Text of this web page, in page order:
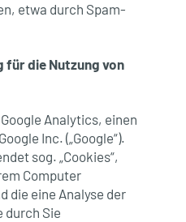
etwa durch Spam-
die Nutzung von
Analytics, einen
Inc. („Google“).
sog. „Cookies“,
Computer
die eine Analyse der
durch Sie